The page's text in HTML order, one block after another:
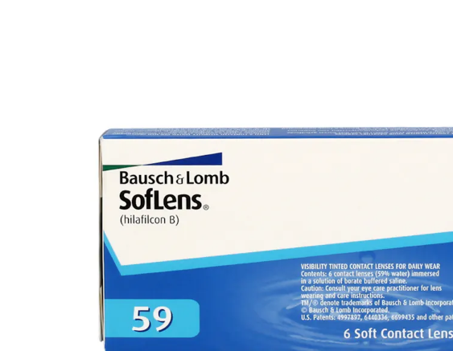
PureVision
Air Optix
Proclear
SofLens
Fusion
Freshlook
Ever Clean Plus
Autres marques